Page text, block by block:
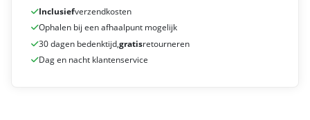
Inclusiefverzendkosten
Ophalen bij een afhaalpunt mogelijk
30 dagen bedenktijd,gratisretourneren
Dag en nacht klantenservice